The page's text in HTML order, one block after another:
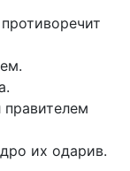
их одарив.